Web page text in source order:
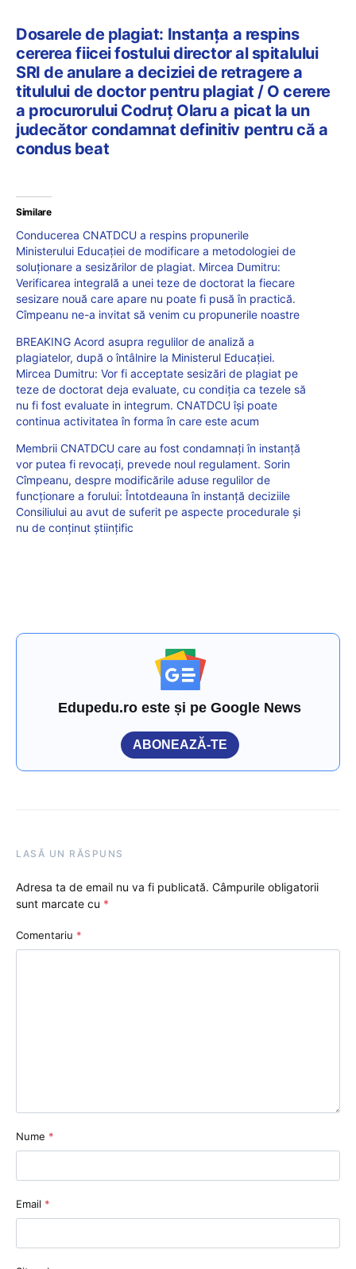
Dosarele de plagiat: Instanța a respins
cererea fiicei fostului director al spitalului
SRI de anulare a deciziei de retragere a
titulului de doctor pentru plagiat / O cerere
a procurorului Codruț Olaru a picat la un
judecător condamnat definitiv pentru că a
condus beat
Similare
Conducerea CNATDCU a respins propunerile
Ministerului Educației de modificare a metodologiei de
soluționare a sesizărilor de plagiat. Mircea Dumitru:
Verificarea integrală a unei teze de doctorat la fiecare
sesizare nouă care apare nu poate fi pusă în practică.
Cîmpeanu ne-a invitat să venim cu propunerile noastre
BREAKING Acord asupra regulilor de analiză a
plagiatelor, după o întâlnire la Ministerul Educației.
Mircea Dumitru: Vor fi acceptate sesizări de plagiat pe
teze de doctorat deja evaluate, cu condiția ca tezele să
nu fi fost evaluate in integrum. CNATDCU își poate
continua activitatea în forma în care este acum
Membrii CNATDCU care au fost condamnați în instanță
vor putea fi revocați, prevede noul regulament. Sorin
Cîmpeanu, despre modificările aduse regulilor de
funcționare a forului: Întotdeauna în instanță deciziile
Consiliului au avut de suferit pe aspecte procedurale și
nu de conținut științific
Edupedu.ro este și pe Google News
ABONEAZĂ-TE
LASĂ UN RĂSPUNS
Adresa ta de email nu va fi publicată. Câmpurile obligatorii
sunt marcate cu *
Comentariu *
Nume *
Email *